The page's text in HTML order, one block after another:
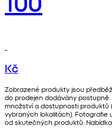
Kč
Zobrazené produkty jsou
do prodejen dodávány
množství a dostupnosti
vybraných lokalitách). Fotografie
od skutečných produktů.